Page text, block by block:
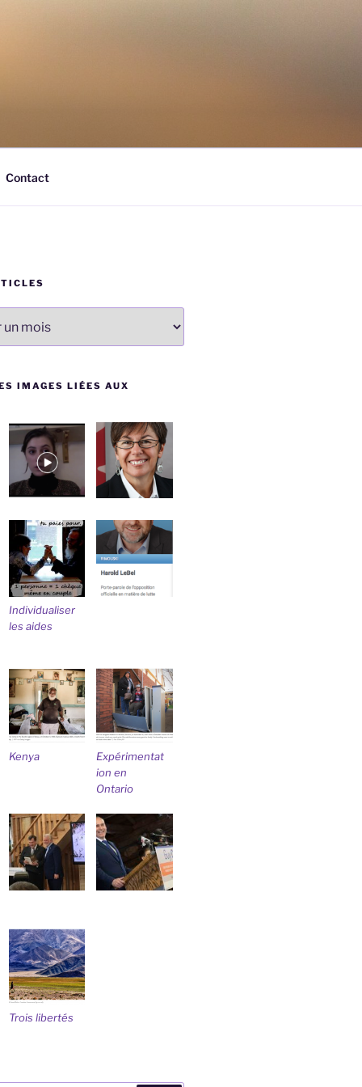
Contact
IMAGES LIÉES AUX
Individualiser
les aides
Kenya
Expérimentat
ion en
Ontario
Trois libertés